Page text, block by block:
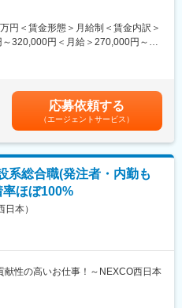
に事業所を設立するなど、海外事
固なものにしています。
路施設・設備（サービスエリアや
、内勤業務も多く、現場に常駐して
つかの勤務地を経験いただき、将
躍を想定しております。
管理・建設を担い、日本の経済と
くりを進める中、今後を見据えて
円＜賃金形態＞月給制＜賃金内訳＞
320,000円＜月給＞270,000円～
定手当を含めた表記です。
応募依頼する
（エージェントサービス）
系総合職(発注者・内勤も
ほぼ100%
本）
献性の高いお仕事！～NEXCO西日本